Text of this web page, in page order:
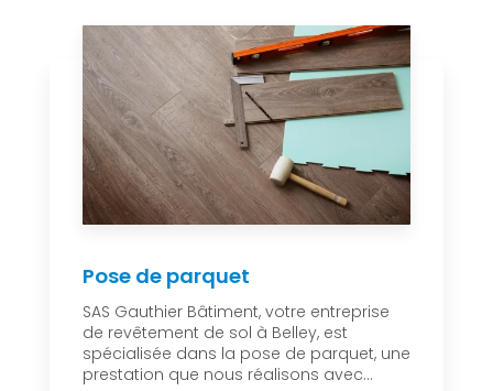
Pose de parquet
SAS Gauthier Bâtiment, votre entreprise
de revêtement de sol à Belley, est
spécialisée dans la pose de parquet, une
prestation que nous réalisons avec...